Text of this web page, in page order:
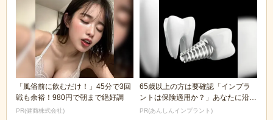
「風俗前に飲むだけ！」45分で3回
戦も余裕！980円で朝まで絶好調
PR(健商株式会社)
65歳以上の方は要確認「インプラ
ントは保険適用か？」あなたに沿っ
た治療法や費用を...
PR(あんしんインプラント)